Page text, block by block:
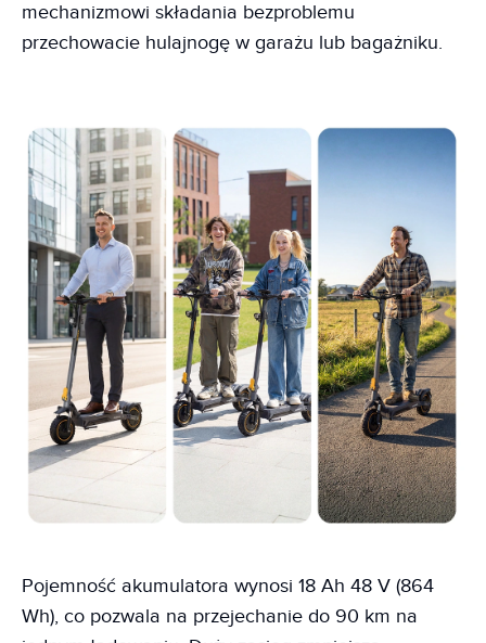
mechanizmowi składania bezproblemu
przechowacie hulajnogę w garażu lub bagażniku.
Pojemność akumulatora wynosi 18 Ah 48 V (864
Wh), co pozwala na przejechanie do 90 km na